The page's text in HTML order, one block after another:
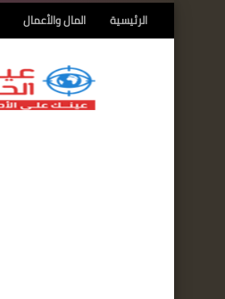
الرئيسية المال والأعمال